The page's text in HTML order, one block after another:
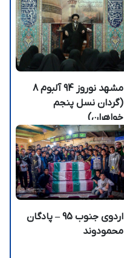
مشهد نوروز 94 آلبوم 8
(گردان نسل پنجم
خواهران)
اردوی جنوب 95 – پادگان
محمودوند